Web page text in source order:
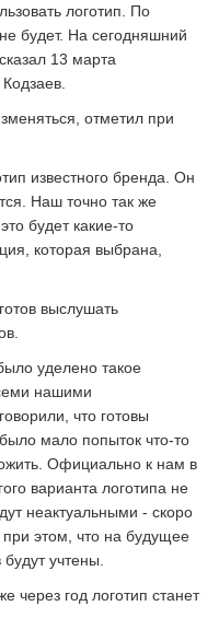
логотип. По
будет. На сегодняшний
13 марта
отметил при
известного бренда. Он
Наш точно так же
будет какие-то
которая выбрана,
выслушать
уделено такое
нашими
что готовы
мало попыток что-то
Официально к нам в
варианта логотипа не
неактуальными - скоро
при этом, что на будущее
учтены.
через год логотип станет